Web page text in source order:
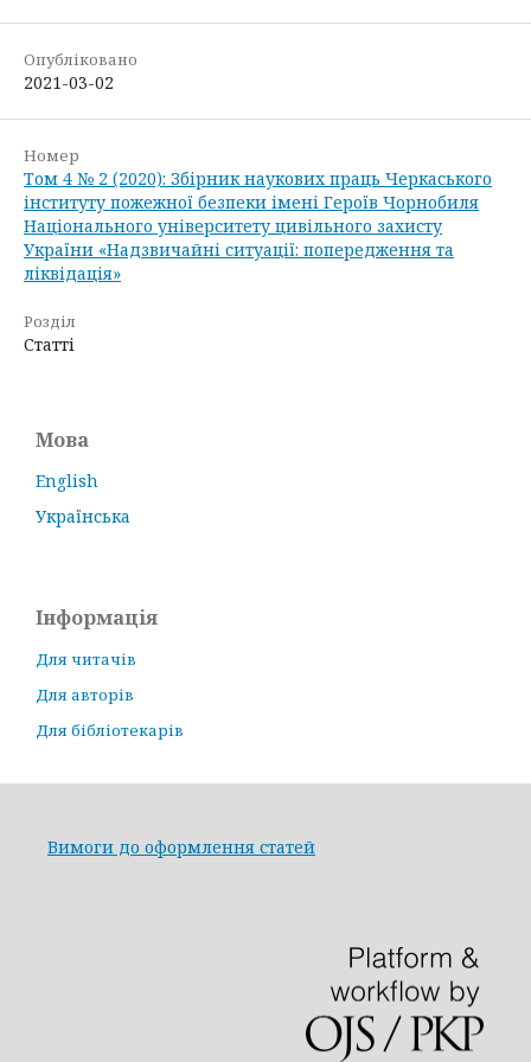
Опубліковано
2021-03-02
Номер
Том 4 № 2 (2020): Збірник наукових праць Черкаського
інституту пожежної безпеки імені Героїв Чорнобиля
Національного університету цивільного захисту
України «Надзвичайні ситуації: попередження та
ліквідація»
Розділ
Статті
Мова
English
Українська
Інформація
Для читачів
Для авторів
Для бібліотекарів
Вимоги до оформлення статей